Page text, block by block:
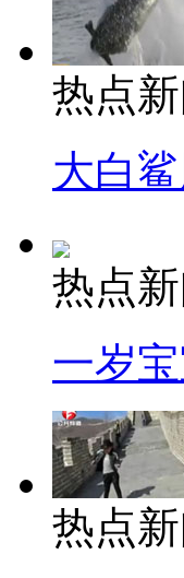
热点
大白
热点
一岁
热点